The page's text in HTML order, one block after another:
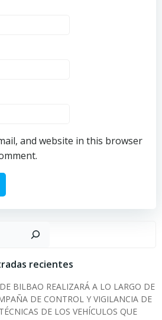
and website in this browser
recientes
BILBAO REALIZARÁ A LO LARGO DE
DE CONTROL Y VIGILANCIA DE
DE LOS VEHÍCULOS QUE